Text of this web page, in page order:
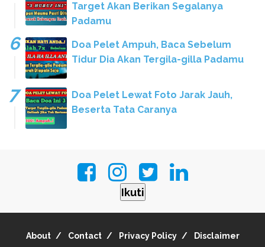
Target Akan Berikan Segalanya
Padamu
Doa Pelet Ampuh, Baca Sebelum
Tidur Dia Akan Tergila-gilla Padamu
Doa Pelet Lewat Foto Jarak Jauh,
Beserta Tata Caranya
Ikuti
About Contact Privacy Policy Disclaimer